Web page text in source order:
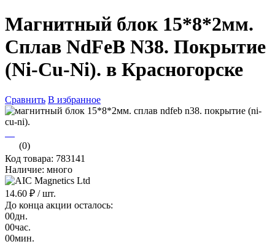
Магнитный блок 15*8*2мм.
Сплав NdFeB N38. Покрытие
(Ni-Cu-Ni). в Красногорске
Сравнить В избранное
(0)
Код товара: 783141
Наличие: много
14.60 ₽ / шт.
До конца акции осталось:
00дн.
00час.
00мин.